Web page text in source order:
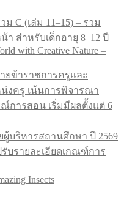
C (เล่ม 11–15) – รวม
สำหรับเด็กอายุ 8–12 ปี
with Creative Nature –
ยข้าราชการครูและ
งครู เน้นการพิจารณา
การสอน เริ่มมีผลตั้งแต่ 6
ผู้บริหารสถานศึกษา ปี 2569
บรายละเอียดเกณฑ์การ
Insects